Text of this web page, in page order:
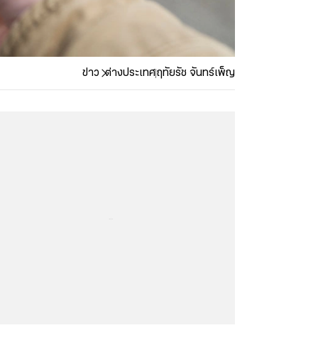
ข่าว ต่างประเทศฤทัยรัช จันทร์เพ็ญ